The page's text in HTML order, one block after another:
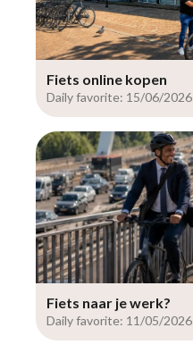
Fiets online kopen
Daily favorite: 15/06/2026
Fiets naar je werk?
Daily favorite: 11/05/2026